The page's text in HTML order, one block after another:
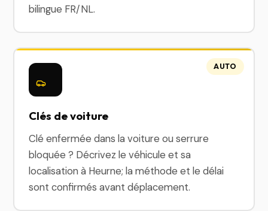
bilingue FR/NL.
Clés de voiture
Clé enfermée dans la voiture ou serrure
bloquée ? Décrivez le véhicule et sa
localisation à Heurne; la méthode et le délai
sont confirmés avant déplacement.
AUTO